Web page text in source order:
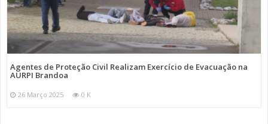
Agentes de Proteção Civil Realizam Exercício de Evacuação na
AURPI Brandoa
26 Março 2025 0 K